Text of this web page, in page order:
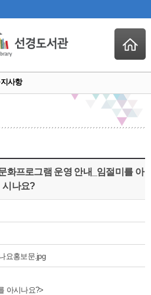
사항
화프로그램 운영 안내_임절미를 아
시나요?
요홍보문.jpg
아시나요?>